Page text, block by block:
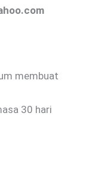
membuat
30 hari